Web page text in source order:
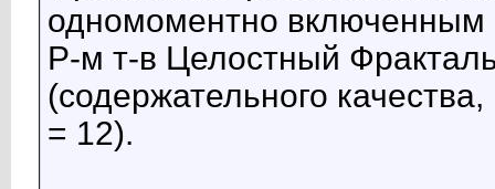
одномоментно
Р-м т-в Целостный
(содержательного
= 12).